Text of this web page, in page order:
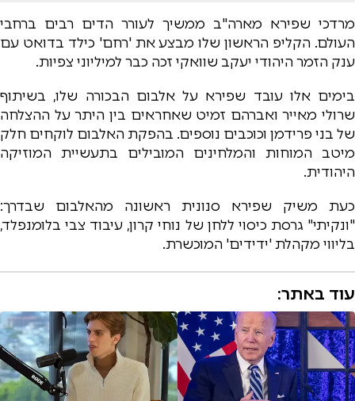
מרדכי שפירא מארה"ב ממשיך לעורר הדים רבים ברחבי
העולם. הקליפ הראשון שלו מבצע את 'רחם' כילד בדואט עם
ענק הזמר היהודי יעקב שוואקי זכה כבר למיליוני צפיות.
בימים אלו עובד שפירא על אלבום הבכורה שלו, בשיתוף
שרולי מאייר ואברהם זמיט שאחראים בין היתר על ההצלחה
של בני פרידמן וכוכבים נוספים. בהפקת האלבום לוקחים חלק
מיטב המוחות והמלחינים המובילים בתעשיית המוזיקה
היהודית.
כעת משיק שפירא סנונית ראשונה מהאלבום שבדרך:
"ונקיתי" גרסת כיסוי ללחן של נוחי קרון, עיבוד צבי בלומנפלד,
בליווי מקהלת 'ידידים' המוכשרת.
עוד באתר: